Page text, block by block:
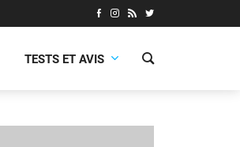
TESTS ET AVIS